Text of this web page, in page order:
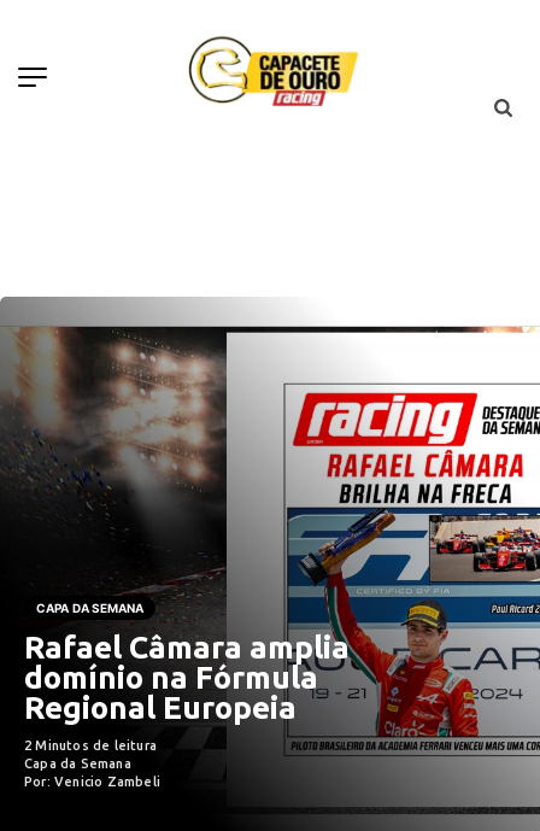
CAPA DA SEMANA
Rafael Câmara amplia
domínio na Fórmula
Regional Europeia
2 Minutos de leitura
Capa da Semana
Por: Venicio Zambeli